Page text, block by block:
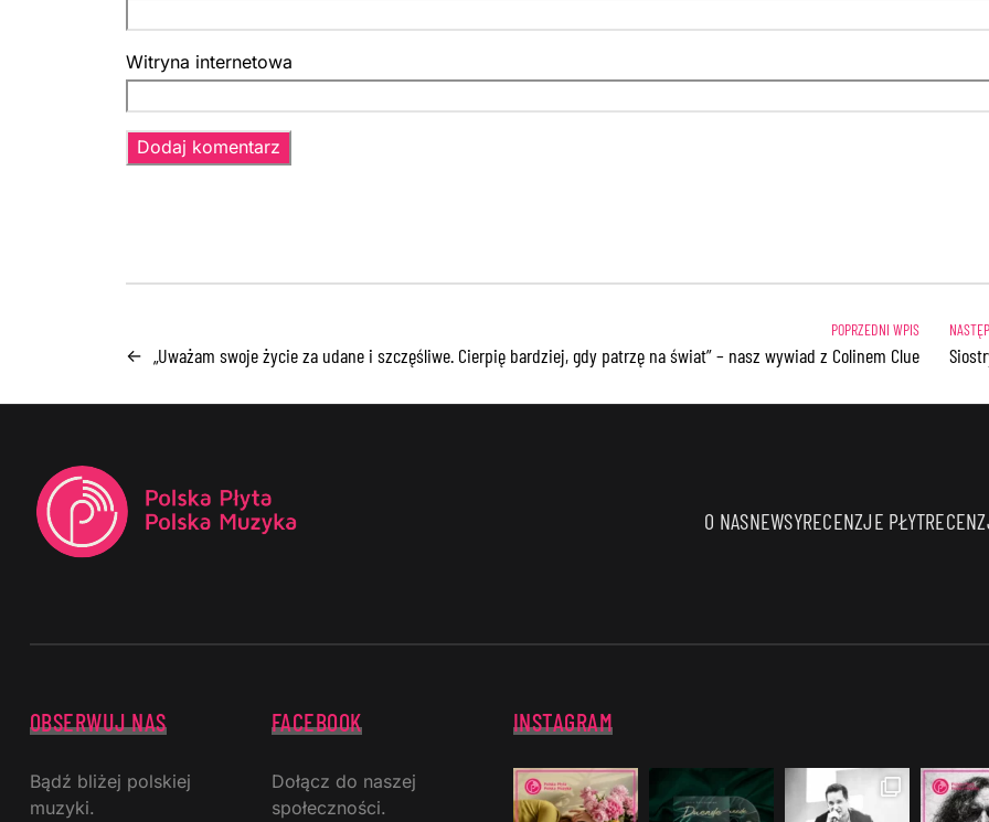
Witryna internetowa
← „Uważam swoje życie za udane i szczęśliwe. Cierpię bardziej, gdy patrzę na świat” – nasz wywiad z Colinem Clue
O NASNEWSYRECENZJE PŁYT
OBSERWUJ NAS
Bądź bliżej polskiej
muzyki.
FACEBOOK
Dołącz do naszej
społeczności.
INSTAGRAM